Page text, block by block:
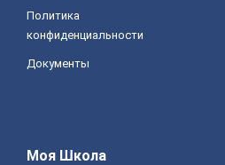
Политика
конфиденциальности
Документы
Моя Школа